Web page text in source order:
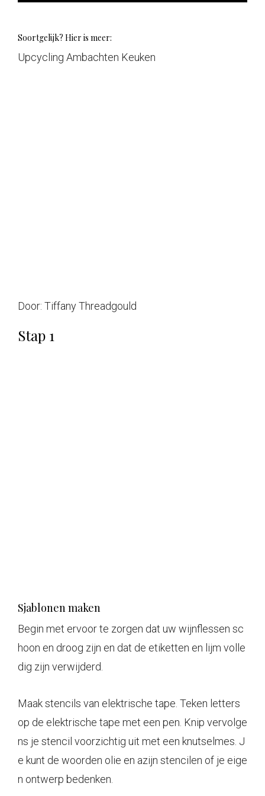
Soortgelijk? Hier is meer:
Upcycling Ambachten Keuken
Door: Tiffany Threadgould
Stap 1
Sjablonen maken
Begin met ervoor te zorgen dat uw wijnflessen sc
hoon en droog zijn en dat de etiketten en lijm volle
dig zijn verwijderd.
Maak stencils van elektrische tape. Teken letters
op de elektrische tape met een pen. Knip vervolge
ns je stencil voorzichtig uit met een knutselmes. J
e kunt de woorden olie en azijn stencilen of je eige
n ontwerp bedenken.